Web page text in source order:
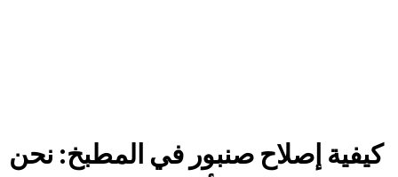
كيفية إصلاح صنبور في المطبخ: نحن